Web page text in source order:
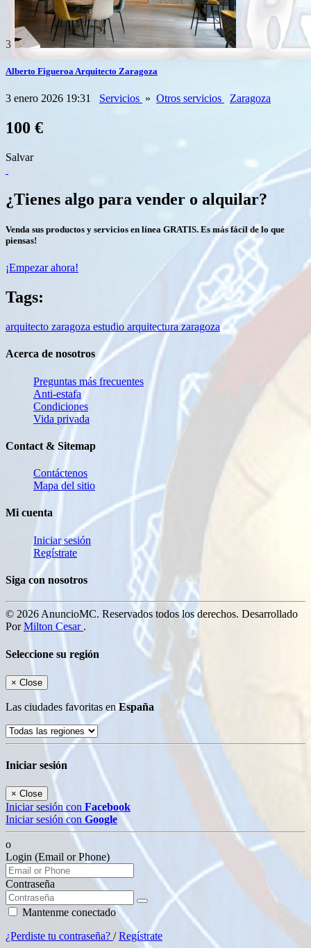
3
Alberto Figueroa Arquitecto Zaragoza
3 enero 2026 19:31 Servicios » Otros servicios Zaragoza
100 €
Salvar
¿Tienes algo para vender o alquilar?
Venda sus productos y servicios en línea GRATIS. Es más fácil de lo que
piensas!
¡Empezar ahora!
Tags:
arquitecto zaragoza estudio arquitectura zaragoza
Acerca de nosotros
Preguntas más frecuentes
Anti-estafa
Condiciones
Vida privada
Contact & Sitemap
Contáctenos
Mapa del sitio
Mi cuenta
Iniciar sesión
Regístrate
Siga con nosotros
© 2026 AnuncioMC. Reservados todos los derechos. Desarrollado
PorMilton Cesar .
Seleccione su región
× Close
Las ciudades favoritas enEspaña
Iniciar sesión
× Close
Iniciar sesión con Facebook
Iniciar sesión con Google
o
Login (Email or Phone)
Contraseña
Mantenme conectado
¿Perdiste tu contraseña? /Regístrate